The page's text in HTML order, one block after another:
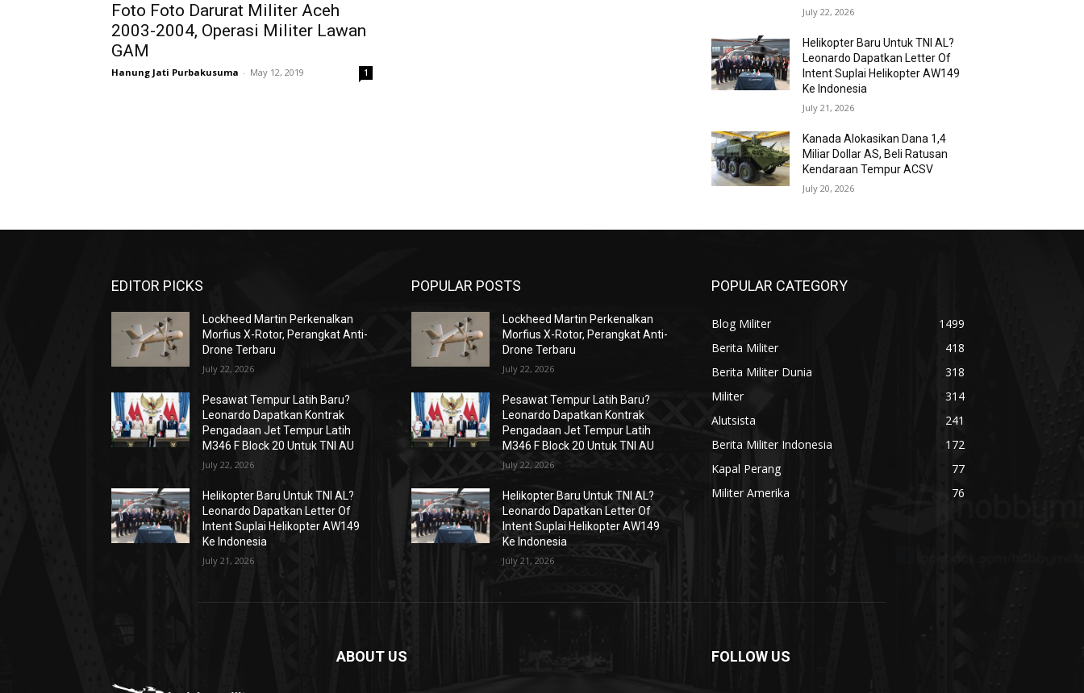
Foto Foto Darurat Militer Aceh
2003-2004, Operasi Militer Lawan
GAM
Hanung Jati Purbakusuma - May 12, 2019 1
July 22, 2026
Helikopter Baru Untuk TNI AL?
Leonardo Dapatkan Letter Of
Intent Suplai Helikopter AW149
Ke Indonesia
July 21, 2026
Kanada Alokasikan Dana 1,4
Miliar Dollar AS, Beli Ratusan
Kendaraan Tempur ACSV
July 20, 2026
EDITOR PICKS
Lockheed Martin Perkenalkan
Morfius X-Rotor, Perangkat Anti-
Drone Terbaru
July 22, 2026
Pesawat Tempur Latih Baru?
Leonardo Dapatkan Kontrak
Pengadaan Jet Tempur Latih
M346 F Block 20 Untuk TNI AU
July 22, 2026
Helikopter Baru Untuk TNI AL?
Leonardo Dapatkan Letter Of
Intent Suplai Helikopter AW149
Ke Indonesia
July 21, 2026
POPULAR POSTS
Lockheed Martin Perkenalkan
Morfius X-Rotor, Perangkat Anti-
Drone Terbaru
July 22, 2026
Pesawat Tempur Latih Baru?
Leonardo Dapatkan Kontrak
Pengadaan Jet Tempur Latih
M346 F Block 20 Untuk TNI AU
July 22, 2026
Helikopter Baru Untuk TNI AL?
Leonardo Dapatkan Letter Of
Intent Suplai Helikopter AW149
Ke Indonesia
July 21, 2026
POPULAR CATEGORY
Blog Militer
1499
Berita Militer
418
Berita Militer Dunia
318
Militer
314
Alutsista
241
Berita Militer Indonesia
172
Kapal Perang
77
Militer Amerika
76
ABOUT US FOLLOW US